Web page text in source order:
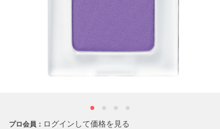
プロ会員： ログインして価格を見る